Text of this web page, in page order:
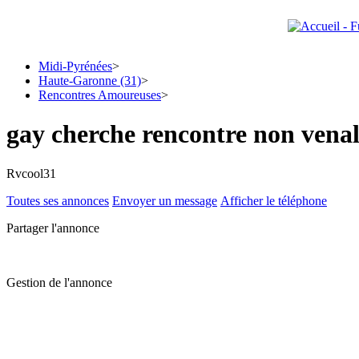
Midi-Pyrénées>
Haute-Garonne (31)>
Rencontres Amoureuses>
gay cherche rencontre non
Rvcool31
Toutes ses annonces Envoyer un message Afficher le téléphone
Partager l'annonce
Gestion de l'annonce